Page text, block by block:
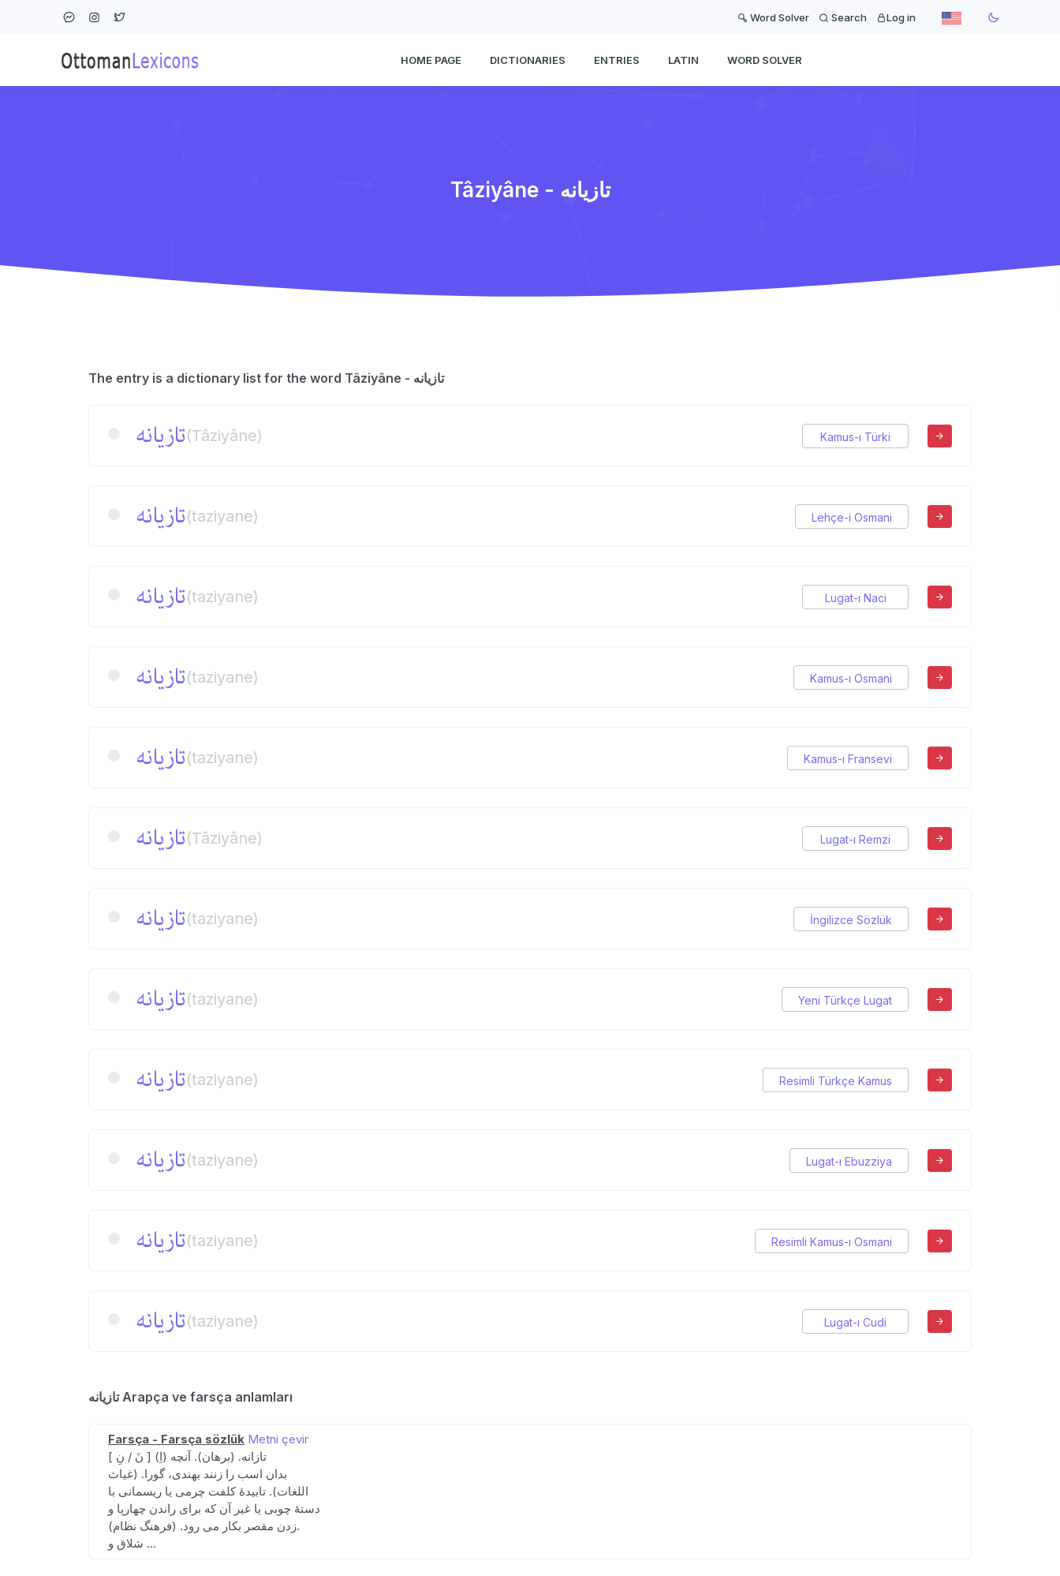
Word Solver Search Log in
HOME PAGE DICTIONARIES ENTRIES LATIN WORD SOLVER
Tâziyâne - تازیانه
The entry is a dictionary list for the word Tâziyâne - تازیانه
تازیانه(Tâziyâne) Kamus-ı Türki
تازیانه(taziyane) Lehçe-i Osmani
تازیانه(taziyane) Lugat-ı Naci
تازیانه(taziyane) Kamus-ı Osmani
تازیانه(taziyane) Kamus-ı Fransevi
تازیانه(Tâziyâne) Lugat-ı Remzi
تازیانه(taziyane) İngilizce Sözlük
تازیانه(taziyane) Yeni Türkçe Lugat
تازیانه(taziyane) Resimli Türkçe Kamus
تازیانه(taziyane) Lugat-ı Ebuzziya
تازیانه(taziyane) Resimli Kamus-ı Osmani
تازیانه(taziyane) Lugat-ı Cudi
تازیانه Arapça ve farsça anlamları
Farsça - Farsça sözlük Metni çevir
[ نَ / نِ ] (اِ) تازانه. (برهان). آنچه
بدان اسب را زنند بهندی، گورا. (غیاث
اللغات). تابیدهٔ کلفت چرمی یا ریسمانی با
دستهٔ چوبی یا غیر آن که برای راندن چهارپا و
زدن مقصر بکار می رود. (فرهنگ نظام).
شلاق و ...